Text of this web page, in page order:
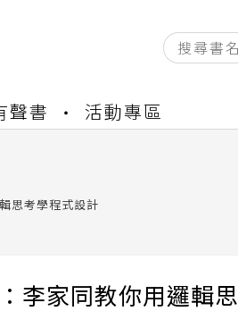
聲書 活動專區
服務
服務
思考學程式設計
李家同教你用邏輯思